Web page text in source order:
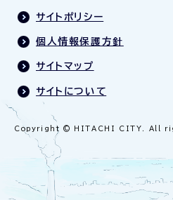
サイトポリシー
個人情報保護方針
サイトマップ
サイトについて
Copyright © HITACHI CITY. All